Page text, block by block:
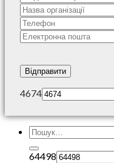
4674
64498